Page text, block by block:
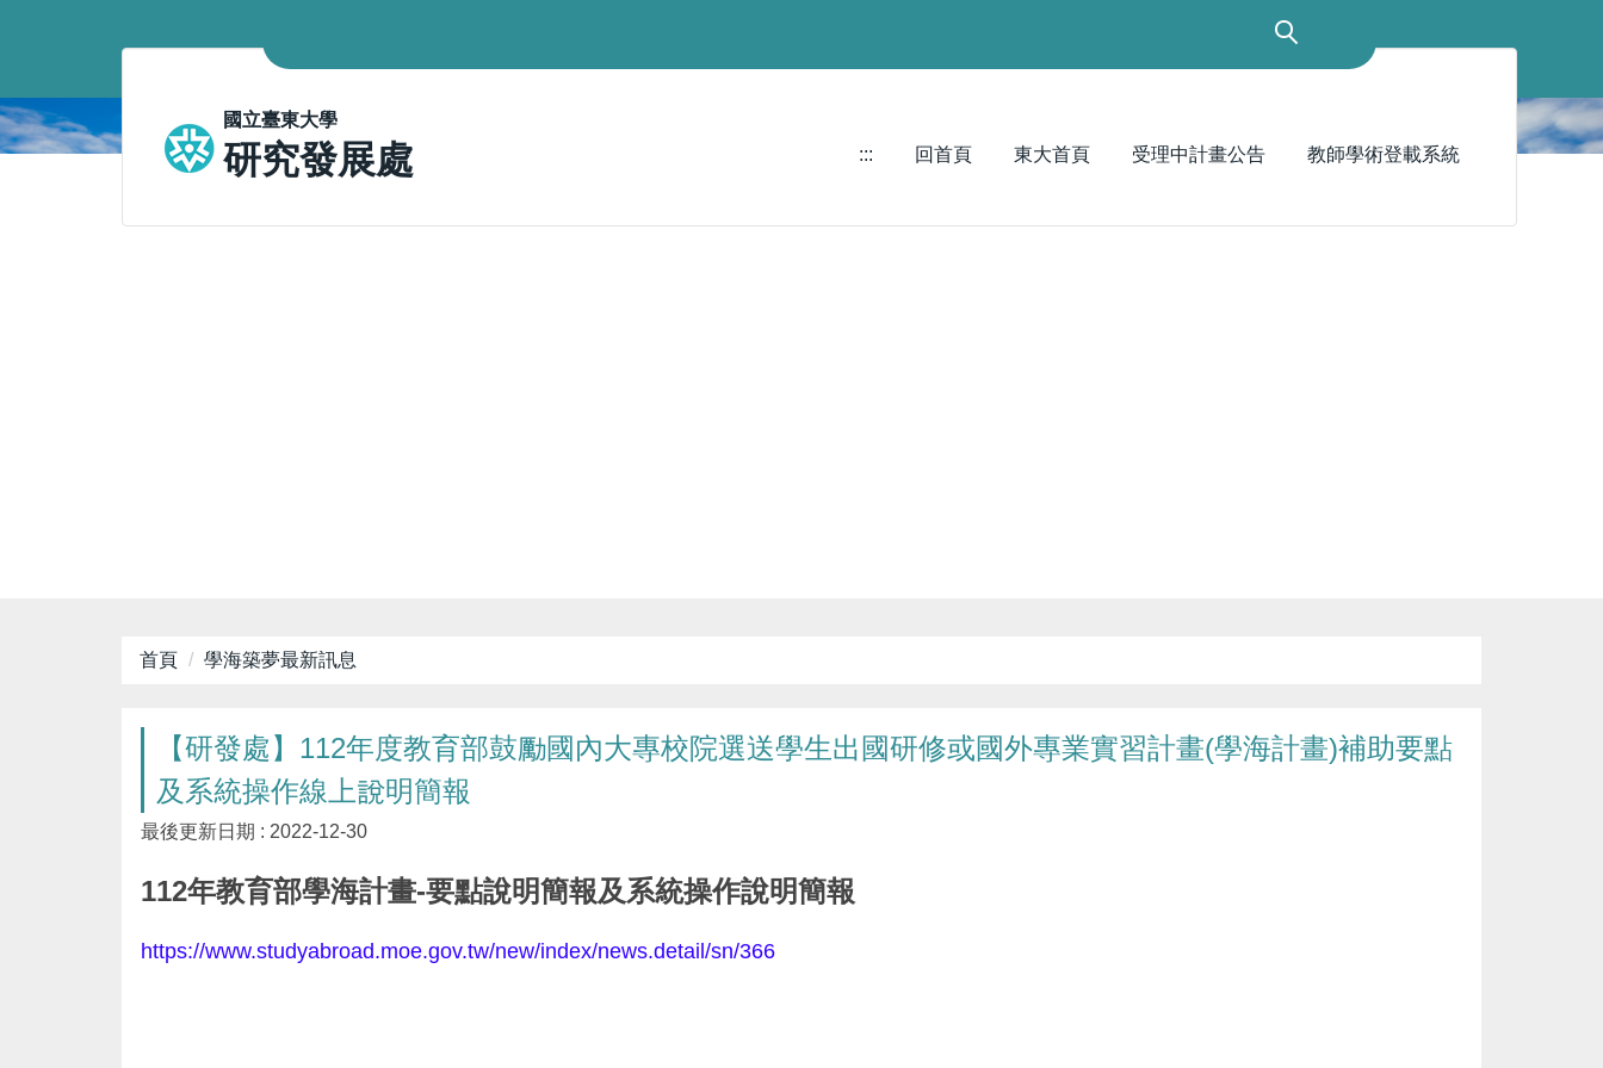
要
內
國立臺東大學
研究發展處 ::: 回首頁 東大首頁 受理中計畫公告 教師學術登載系統
首頁 學海築夢最新訊息
【研發處】112年度教育部鼓勵國內大專校院選送學生出國研修或國外專業實習計畫(學海計畫)補助要點
及系統操作線上說明簡報
最後更新日期 : 2022-12-30
112年教育部學海計畫-要點說明簡報及系統操作說明簡報
https://www.studyabroad.moe.gov.tw/new/index/news.detail/sn/366